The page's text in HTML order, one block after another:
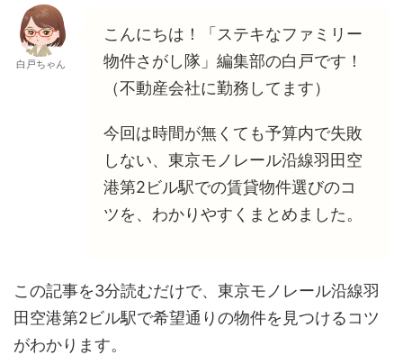
白戸ちゃん
こんにちは！「ステキなファミリー
物件さがし隊」編集部の白戸です！
（不動産会社に勤務してます）
今回は時間が無くても予算内で失敗
しない、東京モノレール沿線羽田空
港第2ビル駅での賃貸物件選びのコ
ツを、わかりやすくまとめました。
この記事を3分読むだけで、東京モノレール沿線羽
田空港第2ビル駅で希望通りの物件を見つけるコツ
がわかります。